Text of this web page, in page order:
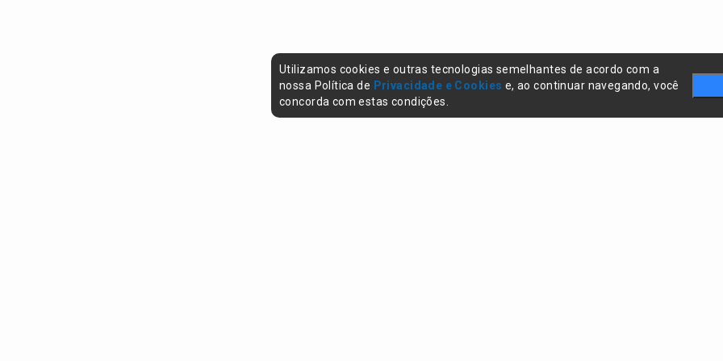
Utilizamos cookies e outras tecnologias semelhantes de acordo com a
nossa Política de Privacidade e Cookies e, ao continuar navegando, você
concorda com estas condições.